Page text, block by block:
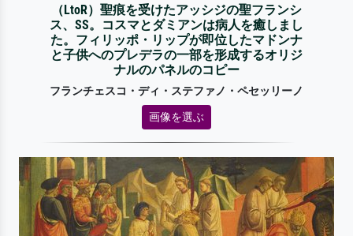
（LtoR）聖痕を受けたアッシジの聖フランシ
ス、SS。コスマとダミアンは病人を癒しまし
た。フィリッポ・リップが即位したマドンナ
と子供へのプレデラの一部を形成するオリジ
ナルのパネルのコピー
フランチェスコ・ディ・ステファノ・ペセッリーノ
画像を選ぶ